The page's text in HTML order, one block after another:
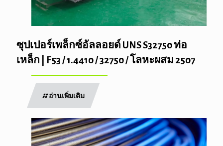
ซุปเปอร์เพล็กซ์อัลลอยด์ UNS S32750 ท่อ
เหล็ก | F53 / 1.4410 / 32750 / โลหะผสม 2507
อ่านเพิ่มเติม